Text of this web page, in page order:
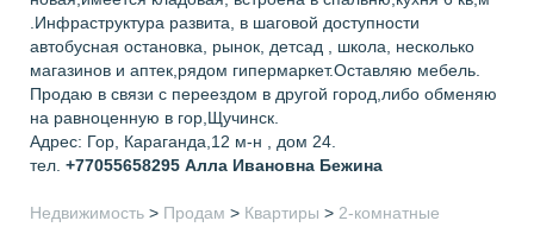
.Инфраструктура развита, в шаговой доступности
автобусная остановка, рынок, детсад , школа, несколько
магазинов и аптек,рядом гипермаркет.Оставляю мебель.
Продаю в связи с переездом в другой город,либо обменяю
на равноценную в гор,Щучинск.
Адрес: Гор, Караганда,12 м-н , дом 24.
тел. +77055658295 Алла Ивановна Бежина
Недвижимость > Продам > Квартиры > 2-комнатные